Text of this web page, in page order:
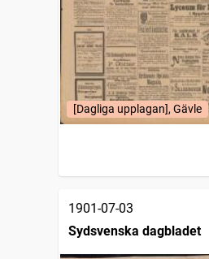
[Dagliga upplagan], Gävle
1901-07-03
Sydsvenska dagbladet